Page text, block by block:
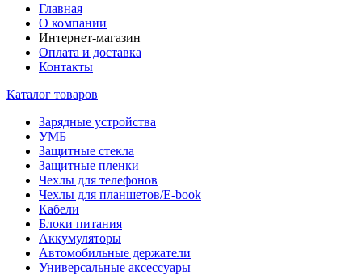
Главная
О компании
Интернет-магазин
Оплата и доставка
Контакты
Каталог товаров
Зарядные устройства
УМБ
Защитные стекла
Защитные пленки
Чехлы для телефонов
Чехлы для планшетов/E-book
Кабели
Блоки питания
Аккумуляторы
Автомобильные держатели
Универсальные аксессуары